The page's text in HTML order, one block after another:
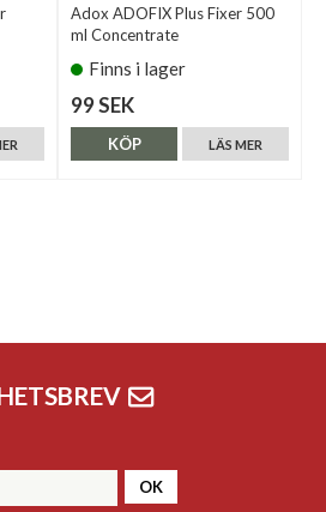
Adox ADOFIX Plus Fixer 500
ml Concentrate
Finns i lager
99 SEK
LÄS MER
KÖP
OK